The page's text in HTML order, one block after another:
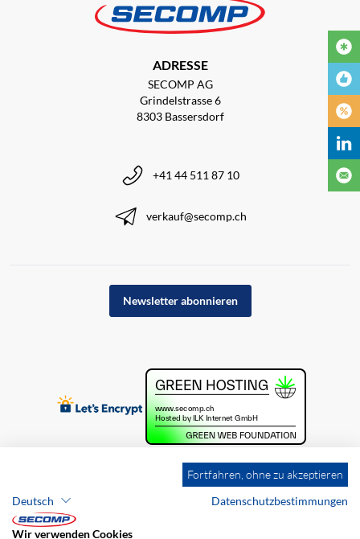
ADRESSE
SECOMP AG
Grindelstrasse 6
8303 Bassersdorf
+41 44 511 87 10
verkauf@secomp.ch
Newsletter abonnieren
Fortfahren, ohne zu akzeptieren
Deutsch
Datenschutzbestimmungen
Wir verwenden Cookies